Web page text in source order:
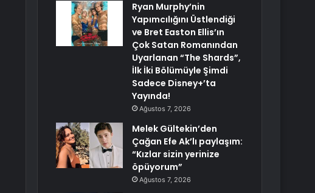
Ryan Murphy’nin
Yapımcılığını Üstlendiği
ve Bret Easton Ellis’ın
Çok Satan Romanından
Uyarlanan “The Shards”,
İlk İki Bölümüyle Şimdi
Sadece Disney+’ta
Yayında!
Ağustos 7, 2026
Melek Gültekin’den
Çağan Efe Ak’lı paylaşım:
“Kızlar sizin yerinize
öpüyorum”
Ağustos 7, 2026